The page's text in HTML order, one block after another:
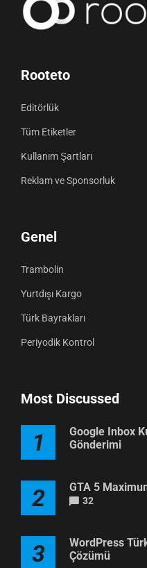
Rooteto
Editörlük
Tüm Etiketler
Kullanım Şartları
Reklam ve Sponsorluk
Genel
Trambolin
Yurtdışı Kargo
Türk Bayrakları
Periyodik Kontrol
Most Discussed
1
Google Inbox
Gönderimi
2 GTA 5
32
3
WordPress
Çözümü